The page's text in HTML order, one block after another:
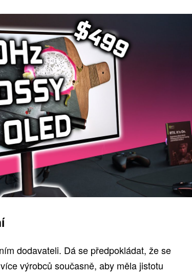
dodavateli. Dá se předpokládat, že se
výrobců současně, aby měla jistotu